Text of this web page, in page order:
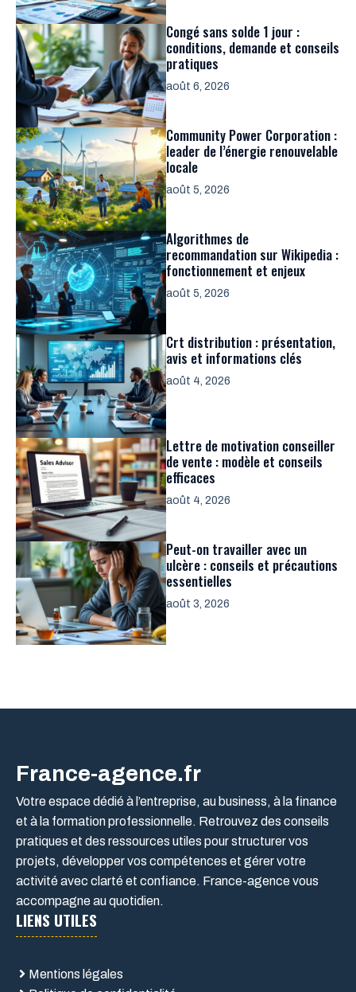
Congé sans solde 1 jour :
conditions, demande et conseils
pratiques
août 6, 2026
Community Power Corporation :
leader de l’énergie renouvelable
locale
août 5, 2026
Algorithmes de
recommandation sur Wikipedia :
fonctionnement et enjeux
août 5, 2026
Crt distribution : présentation,
avis et informations clés
août 4, 2026
Lettre de motivation conseiller
de vente : modèle et conseils
efficaces
août 4, 2026
Peut-on travailler avec un
ulcère : conseils et précautions
essentielles
août 3, 2026
France-agence.fr
Votre espace dédié à l’entreprise, au business, à la finance
et à la formation professionnelle. Retrouvez des conseils
pratiques et des ressources utiles pour structurer vos
projets, développer vos compétences et gérer votre
activité avec clarté et confiance. France-agence vous
accompagne au quotidien.
LIENS UTILES
Mentions légales